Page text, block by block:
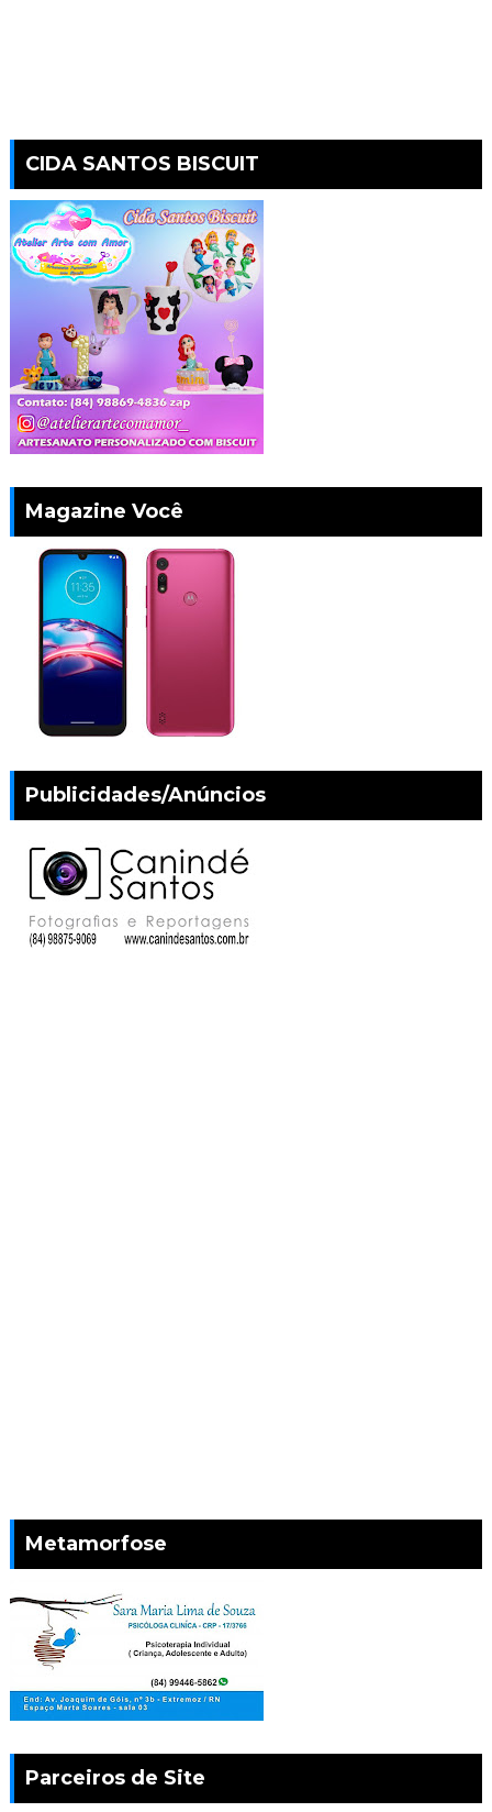
CIDA SANTOS BISCUIT
Magazine Você
Publicidades/Anúncios
Metamorfose
Parceiros de Site